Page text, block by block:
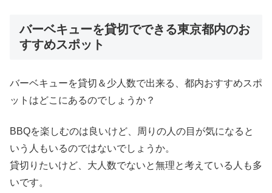
バーベキューを貸切でできる東京都内のお
すすめスポット
バーベキューを貸切＆少人数で出来る、都内おすすめスポ
ットはどこにあるのでしょうか？
BBQを楽しむのは良いけど、周りの人の目が気になると
いう人もいるのではないでしょうか。
貸切りたいけど、大人数でないと無理と考えている人も多
いです。